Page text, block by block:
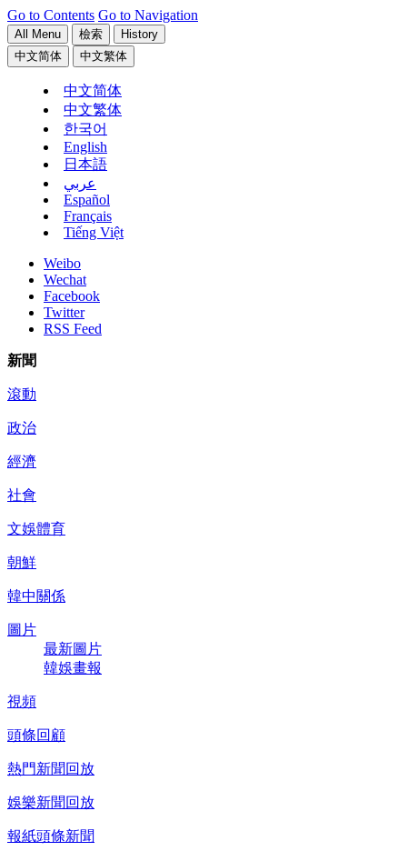
Go to Contents Go to Navigation
All Menu 檢索
History
中文简体
中文繁体
中文简体
中文繁体
한국어
English
日本語
عربي
Español
Français
Tiếng Việt
Weibo
Wechat
Facebook
Twitter
RSS Feed
新聞
滾動
政治
經濟
社會
文娛體育
朝鮮
韓中關係
圖片
最新圖片
韓娛畫報
視頻
頭條回顧
熱門新聞回放
娛樂新聞回放
報紙頭條新聞